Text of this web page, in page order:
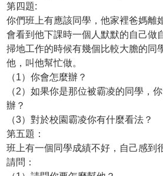
第四題:
你們班上有應該同學，他家裡爸媽離
會看到他下課時一個人默默的自己做
掃地工作的時候有幾個比較大膽的同
他，叫他幫忙做。
（1）你會怎麼辦？
（2）如果你是那位被霸凌的同學，
辦？
（3）對於校園霸凌你有什麼看法？
第五題：
班上有一個同學成績不好，自己感到
請問：